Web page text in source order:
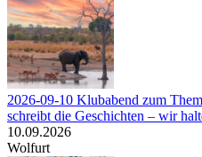
2026-09-10 Klubabend zum
schreibt die Geschichten – wir
10.09.2026
Wolfurt